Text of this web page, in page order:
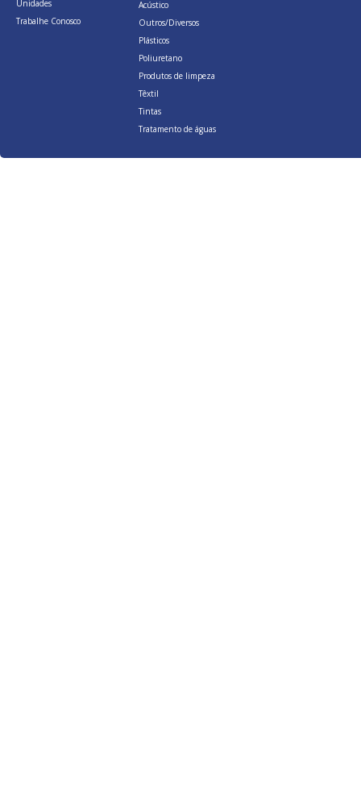
Unidades
Trabalhe Conosco
Acústico
Outros/Diversos
Plásticos
Poliuretano
Produtos de limpeza
Têxtil
Tintas
Tratamento de águas